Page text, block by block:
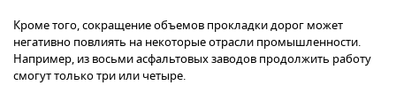
Кроме того, сокращение объемов прокладки дорог может
негативно повлиять на некоторые отрасли промышленности.
Например, из восьми асфальтовых заводов продолжить работу
смогут только три или четыре.